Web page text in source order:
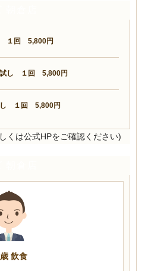
１回 5,800円
試し １回 5,800円
し １回 5,800円
は公式HPをご確認ください)
飲食